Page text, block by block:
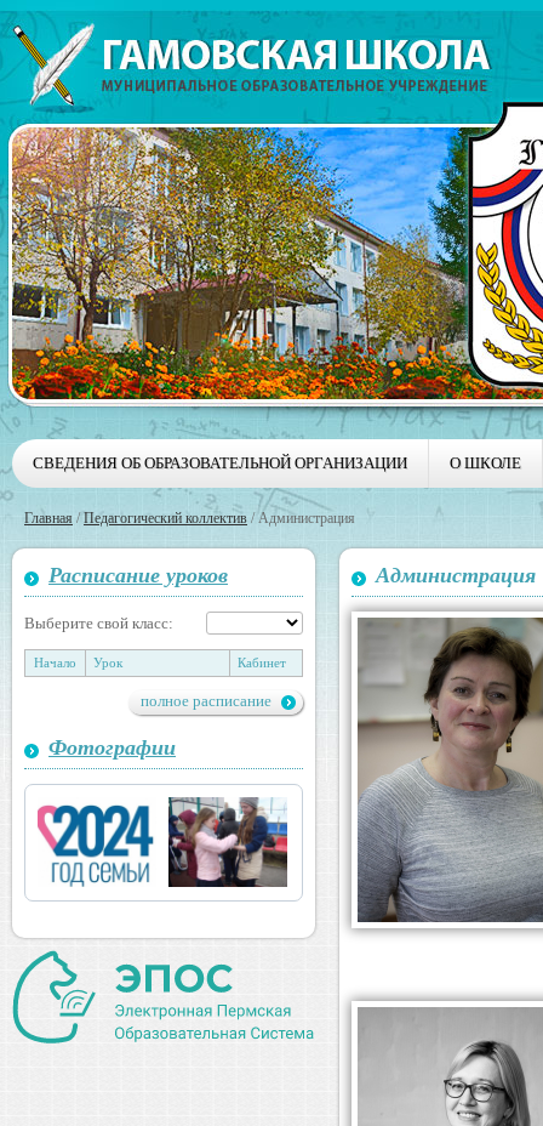
СВЕДЕНИЯ ОБ ОБРАЗОВАТЕЛЬНОЙ ОРГАНИЗАЦИИ О ШКОЛЕ
Главная /Педагогический коллектив /Администрация
Расписание уроков
Выберите свой класс:
Начало Урок Кабинет
полное расписание
Фотографии
Администрация